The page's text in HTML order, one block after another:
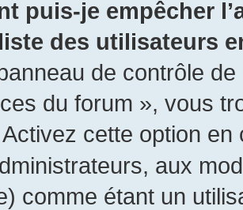
puis-je empêcher
des utilisateurs
de contrôle
du forum », vous
Activez cette option
aux
comme étant un